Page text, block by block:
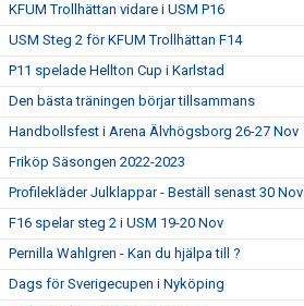
KFUM Trollhättan vidare i USM P16
USM Steg 2 för KFUM Trollhättan F14
P11 spelade Hellton Cup i Karlstad
Den bästa träningen börjar tillsammans
Handbollsfest i Arena Älvhögsborg 26-27 Nov
Friköp Säsongen 2022-2023
Profilekläder Julklappar - Beställ senast 30 Nov
F16 spelar steg 2 i USM 19-20 Nov
Pernilla Wahlgren - Kan du hjälpa till ?
Dags för Sverigecupen i Nyköping